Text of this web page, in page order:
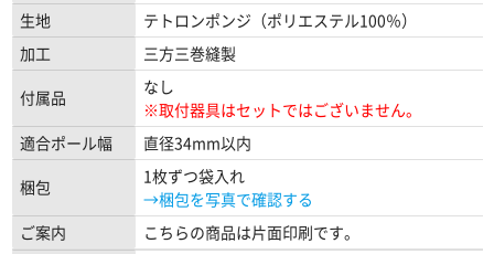
生地
テトロンポンジ（ポリエステル100％）
加工
三方三巻縫製
付属品
なし
※取付器具はセットではございません。
適合ポール幅
直径34mm以内
梱包
1枚ずつ袋入れ
→梱包を写真で確認する
ご案内
こちらの商品は片面印刷です。